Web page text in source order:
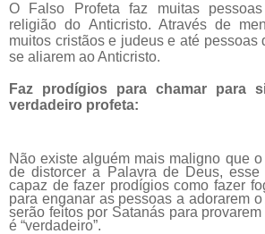
O Falso Profeta faz muitas
religião do Anticristo. Através de
muitos cristãos e judeus e até pessoas
se aliarem ao Anticristo.
Faz prodígios para chamar para
verdadeiro profeta:
Não existe alguém mais maligno que
de distorcer a Palavra de Deus,
capaz de fazer prodígios como fazer
para enganar as pessoas a adorarem
serão feitos por Satanás para
é “verdadeiro”.